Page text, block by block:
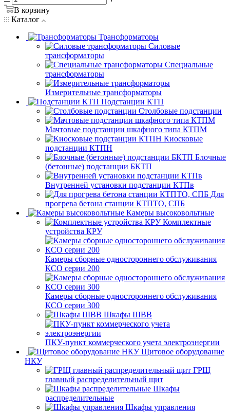
В корзину
Каталог
Трансформаторы
Силовые
трансформаторы
Специальные
трансформаторы
Измерительные трансформаторы
Подстанции КТП
Столбовые подстанции
Мачтовые подстанции шкафного типа КТПМ
Киосковые
подстанции КТПН
Блочные
(бетонные) подстанции БКТП
Внутренней установки подстанции КТПв
Для
прогрева бетона станции КТПТО, СПБ
Камеры высоковольтные
Комплектные
устройства КРУ
Камеры сборные одностороннего обслуживания
КСО серии 200
Камеры сборные одностороннего обслуживания
КСО серии 300
Шкафы ШВВ
ПКУ-пункт коммерческого учета электроэнергии
Щитовое оборудование
НКУ
ГРЩ
главный распределительный щит
Шкафы
распределительные
Шкафы управления